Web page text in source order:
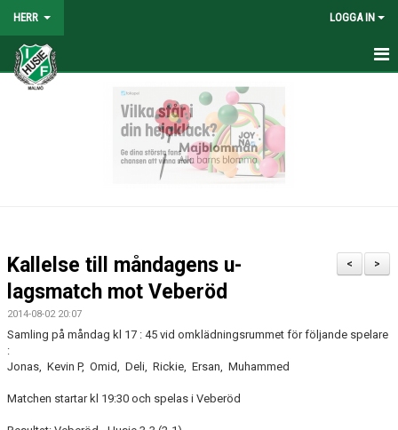
HERR LOGGA IN
HEM
MATCHER
BILDGALLERI
>
<
Kallelse till måndagens u-
lagsmatch mot Veberöd
2014-08-02 20:07
Samling på måndag kl 17 : 45 vid omklädningsrummet för följande spelare
:
Jonas, Kevin P, Omid, Deli, Rickie, Ersan, Muhammed
Matchen startar kl 19:30 och spelas i Veberöd